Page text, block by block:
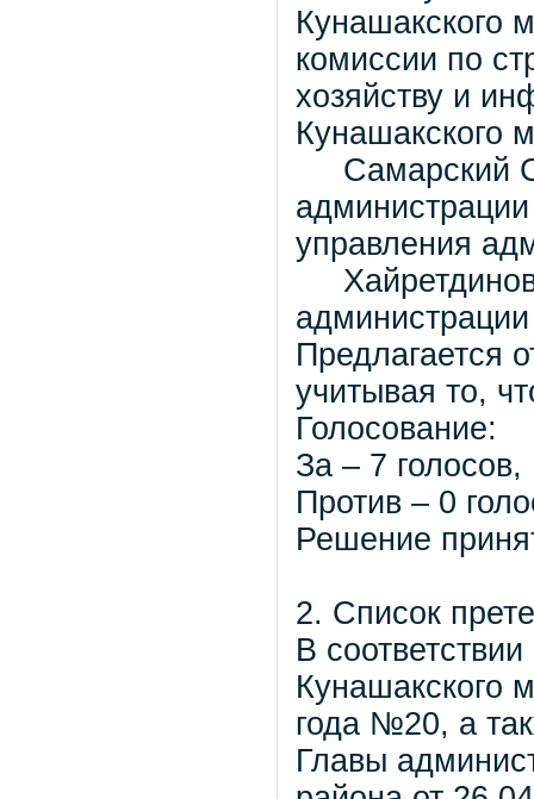
Кунашакского
комиссии по
хозяйству и
Кунашакского
Самарский
управления
Хайретдинов
Предлагается
учитывая то,
Голосование:
За – 7 голосов,
Против – 0
Решение
2. Список
В
Кунашакского
года №20, а
Главы